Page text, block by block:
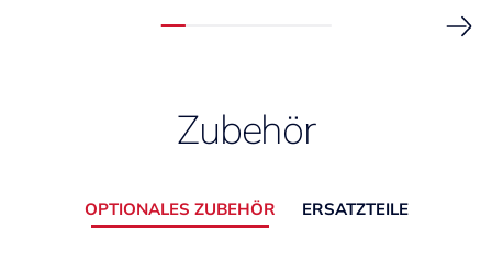
Zubehör
OPTIONALES ZUBEHÖR ERSATZTEILE